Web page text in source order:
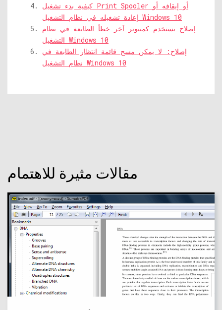
كيفية بدء تشغيل Print Spooler أو إيقافه أو
إعادة تشغيله في نظام التشغيل Windows 10
إصلاح يستخدم كمبيوتر آخر خطأ الطابعة في نظام
التشغيل Windows 10
إصلاح: لا يمكن مسح قائمة انتظار الطابعة في
نظام التشغيل Windows 10
مقالات مثيرة للاهتمام